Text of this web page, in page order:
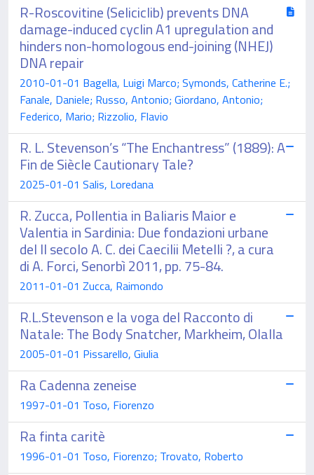
R-Roscovitine (Seliciclib) prevents DNA
damage-induced cyclin A1 upregulation and
hinders non-homologous end-joining (NHEJ)
DNA repair
2010-01-01 Bagella, Luigi Marco; Symonds, Catherine E.;
Fanale, Daniele; Russo, Antonio; Giordano, Antonio;
Federico, Mario; Rizzolio, Flavio
R. L. Stevenson’s “The Enchantress” (1889): A
Fin de Siècle Cautionary Tale?
2025-01-01 Salis, Loredana
R. Zucca, Pollentia in Baliaris Maior e
Valentia in Sardinia: Due fondazioni urbane
del II secolo A. C. dei Caecilii Metelli ?, a cura
di A. Forci, Senorbì 2011, pp. 75-84.
2011-01-01 Zucca, Raimondo
R.L.Stevenson e la voga del Racconto di
Natale: The Body Snatcher, Markheim, Olalla
2005-01-01 Pissarello, Giulia
Ra Cadenna zeneise
1997-01-01 Toso, Fiorenzo
Ra finta caritè
1996-01-01 Toso, Fiorenzo; Trovato, Roberto